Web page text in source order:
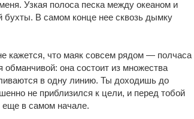
Узкая полоса песка между океаном и
В самом конце нее сквозь дымку
кажется, что маяк совсем рядом — полчаса
она состоит из множества
в одну линию. Ты доходишь до
не приблизился к цели, и перед тобой
еще в самом начале.